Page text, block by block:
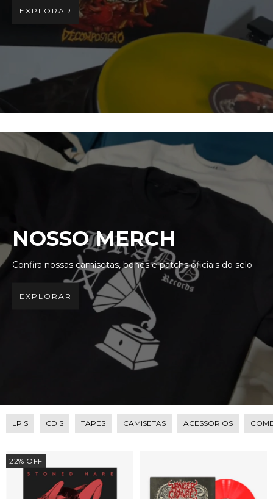
EXPLORAR
NOSSO MERCH
Confira nossas camisetas, bonés e patchs oficiais do selo
EXPLORAR
LP'S CD'S TAPES CAMISETAS ACESSÓRIOS
22% OFF